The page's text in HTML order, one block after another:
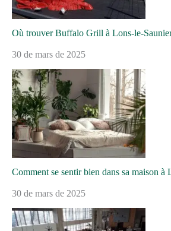
Où trouver Buffalo Grill à Lons-le-
30 de mars de 2025
Comment se sentir bien dans sa maison à
30 de mars de 2025